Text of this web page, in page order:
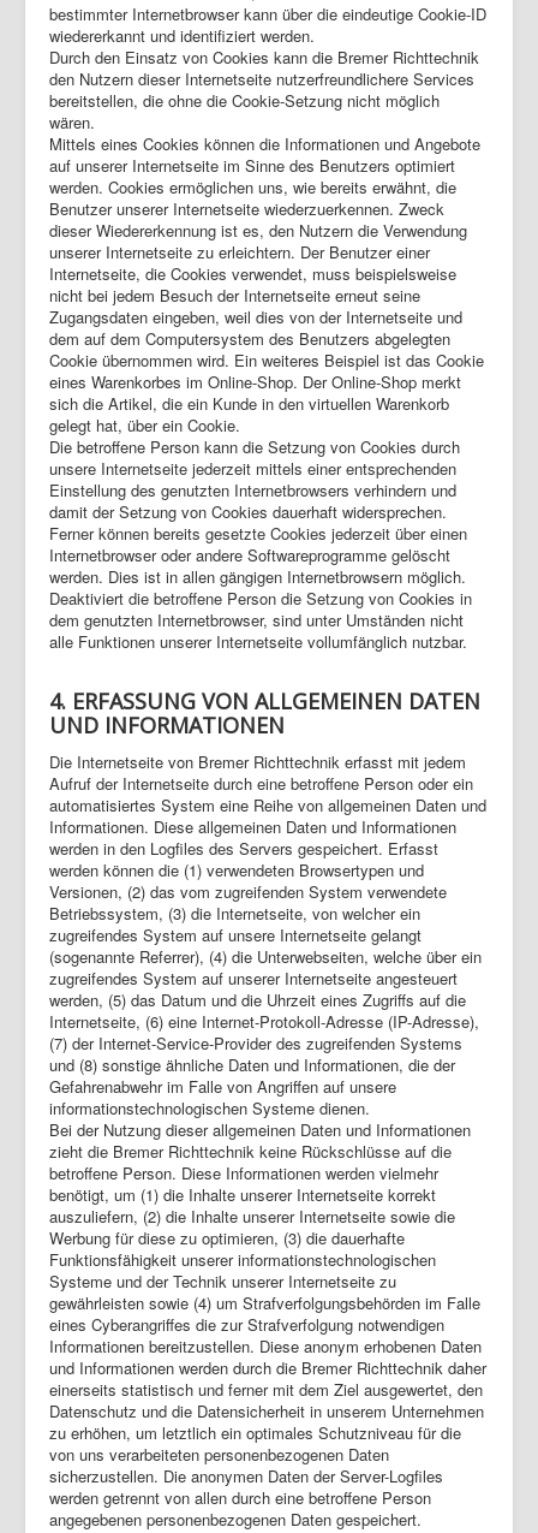
bestimmter Internetbrowser kann über die eindeutige Cookie-ID
wiedererkannt und identifiziert werden.
Durch den Einsatz von Cookies kann die Bremer Richttechnik
den Nutzern dieser Internetseite nutzerfreundlichere Services
bereitstellen, die ohne die Cookie-Setzung nicht möglich
wären.
Mittels eines Cookies können die Informationen und Angebote
auf unserer Internetseite im Sinne des Benutzers optimiert
werden. Cookies ermöglichen uns, wie bereits erwähnt, die
Benutzer unserer Internetseite wiederzuerkennen. Zweck
dieser Wiedererkennung ist es, den Nutzern die Verwendung
unserer Internetseite zu erleichtern. Der Benutzer einer
Internetseite, die Cookies verwendet, muss beispielsweise
nicht bei jedem Besuch der Internetseite erneut seine
Zugangsdaten eingeben, weil dies von der Internetseite und
dem auf dem Computersystem des Benutzers abgelegten
Cookie übernommen wird. Ein weiteres Beispiel ist das Cookie
eines Warenkorbes im Online-Shop. Der Online-Shop merkt
sich die Artikel, die ein Kunde in den virtuellen Warenkorb
gelegt hat, über ein Cookie.
Die betroffene Person kann die Setzung von Cookies durch
unsere Internetseite jederzeit mittels einer entsprechenden
Einstellung des genutzten Internetbrowsers verhindern und
damit der Setzung von Cookies dauerhaft widersprechen.
Ferner können bereits gesetzte Cookies jederzeit über einen
Internetbrowser oder andere Softwareprogramme gelöscht
werden. Dies ist in allen gängigen Internetbrowsern möglich.
Deaktiviert die betroffene Person die Setzung von Cookies in
dem genutzten Internetbrowser, sind unter Umständen nicht
alle Funktionen unserer Internetseite vollumfänglich nutzbar.
4. ERFASSUNG VON ALLGEMEINEN DATEN
UND INFORMATIONEN
Die Internetseite von Bremer Richttechnik erfasst mit jedem
Aufruf der Internetseite durch eine betroffene Person oder ein
automatisiertes System eine Reihe von allgemeinen Daten und
Informationen. Diese allgemeinen Daten und Informationen
werden in den Logfiles des Servers gespeichert. Erfasst
werden können die (1) verwendeten Browsertypen und
Versionen, (2) das vom zugreifenden System verwendete
Betriebssystem, (3) die Internetseite, von welcher ein
zugreifendes System auf unsere Internetseite gelangt
(sogenannte Referrer), (4) die Unterwebseiten, welche über ein
zugreifendes System auf unserer Internetseite angesteuert
werden, (5) das Datum und die Uhrzeit eines Zugriffs auf die
Internetseite, (6) eine Internet-Protokoll-Adresse (IP-Adresse),
(7) der Internet-Service-Provider des zugreifenden Systems
und (8) sonstige ähnliche Daten und Informationen, die der
Gefahrenabwehr im Falle von Angriffen auf unsere
informationstechnologischen Systeme dienen.
Bei der Nutzung dieser allgemeinen Daten und Informationen
zieht die Bremer Richttechnik keine Rückschlüsse auf die
betroffene Person. Diese Informationen werden vielmehr
benötigt, um (1) die Inhalte unserer Internetseite korrekt
auszuliefern, (2) die Inhalte unserer Internetseite sowie die
Werbung für diese zu optimieren, (3) die dauerhafte
Funktionsfähigkeit unserer informationstechnologischen
Systeme und der Technik unserer Internetseite zu
gewährleisten sowie (4) um Strafverfolgungsbehörden im Falle
eines Cyberangriffes die zur Strafverfolgung notwendigen
Informationen bereitzustellen. Diese anonym erhobenen Daten
und Informationen werden durch die Bremer Richttechnik daher
einerseits statistisch und ferner mit dem Ziel ausgewertet, den
Datenschutz und die Datensicherheit in unserem Unternehmen
zu erhöhen, um letztlich ein optimales Schutzniveau für die
von uns verarbeiteten personenbezogenen Daten
sicherzustellen. Die anonymen Daten der Server-Logfiles
werden getrennt von allen durch eine betroffene Person
angegebenen personenbezogenen Daten gespeichert.